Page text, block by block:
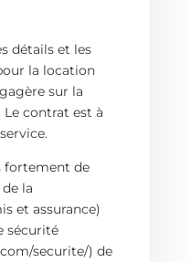
détails et les
la location
sur la
Le contrat est à
fortement de
la
et assurance)
sécurité
securite/) de